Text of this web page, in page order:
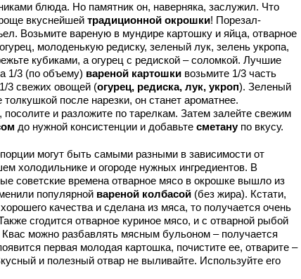
блюда. Но памятник он, наверняка, заслужил. Что
вкуснейшей традиционной окрошки! Порезал-
Возьмите вареную в мундире картошку и яйца, отварное
молоденькую редиску, зеленый лук, зелень укропа,
кубиками, а огурец с редиской – соломкой. Лучшие
1/3 (по объему) вареной картошки возьмите 1/3 часть
3 свежих овощей (огурец, редиска, лук, укроп). Зеленый
толкушкой после нарезки, он станет ароматнее.
и разложите по тарелкам. Затем залейте свежим
до нужной консистенции и добавьте сметанупо вкусу.
могут быть самыми разными в зависимости от
холодильнике и огороде нужных ингредиентов. В
советские времена отварное мясо в окрошке вышло из
популярной вареной колбасой (без жира). Кстати,
качества и сделана из мяса, то получается очень
сгодится отварное куриное мясо, и с отварной рыбой
Квас можно разбавлять мясным бульоном – получается
первая молодая картошка, почистите ее, отварите –
и полезный отвар не выливайте. Используйте его